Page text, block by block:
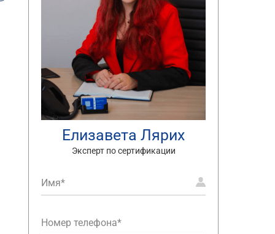
Елизавета Лярих
Эксперт по сертификации